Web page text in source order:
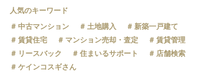
人気のキーワード
中古マンション
土地購入
新築一戸建て
賃貸住宅
マンション売却・査定
賃貸管理
リースバック
住まいるサポート
店舗検索
ケインコスギさん